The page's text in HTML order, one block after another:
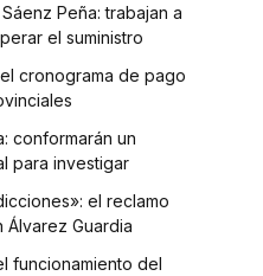
Peña: trabajan a
el suministro
cronograma de pago
conformarán un
para investigar
el reclamo
Álvarez Guardia
funcionamiento del